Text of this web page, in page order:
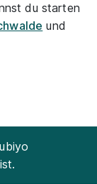
du starten
und